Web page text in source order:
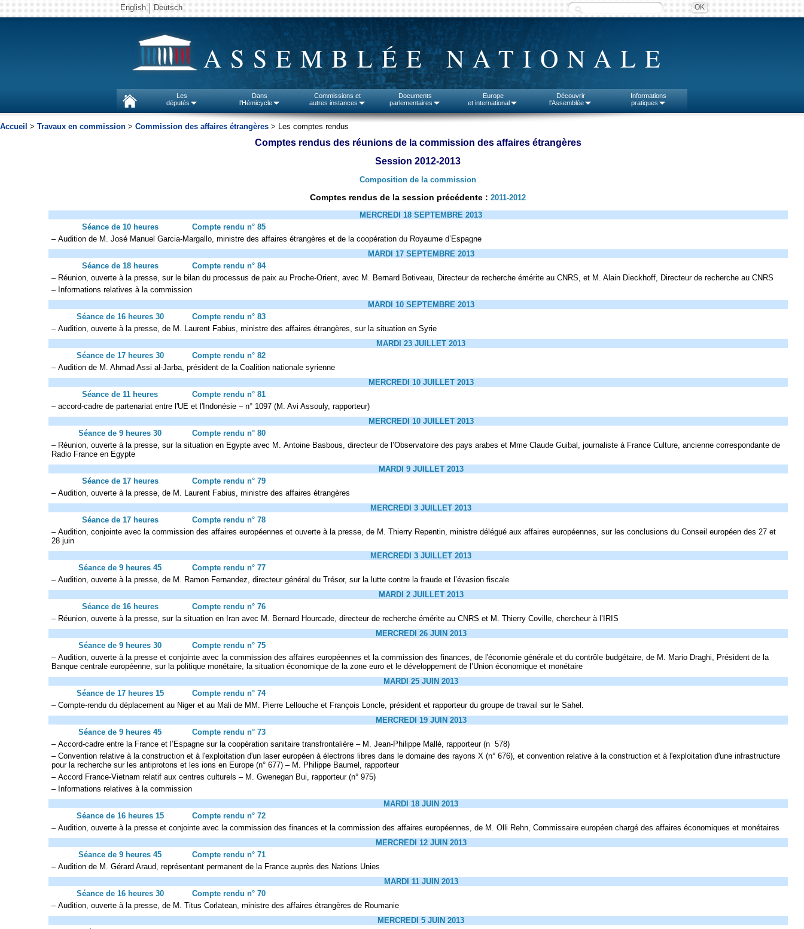
English Deutsch
ASSEMBLÉE NATIONALE
Les
députés
Dans
l'Hémicycle
Commissions et
autres instances
Documents
parlementaires
Europe
et international
Découvrir
l'Assemblée
Informations
pratiques
Accueil > Travaux en commission > Commission des affaires étrangères > Les comptes rendus
Comptes rendus des réunions de la commission des affaires étrangères
Session 2012-2013
Composition de la commission
Comptes rendus de la session précédente :2011-2012
MERCREDI 18 SEPTEMBRE 2013
Séance de 10 heures
Compte rendu n° 85
– Audition de M. José Manuel Garcia-Margallo, ministre des affaires étrangères et de la coopération du Royaume d’Espagne
MARDI 17 SEPTEMBRE 2013
Séance de 18 heures
Compte rendu n° 84
– Réunion, ouverte à la presse, sur le bilan du processus de paix au Proche-Orient, avec M. Bernard Botiveau, Directeur de recherche émérite au CNRS, et M. Alain Dieckhoff, Directeur de recherche au CNRS
– Informations relatives à la commission
MARDI 10 SEPTEMBRE 2013
Séance de 16 heures 30
Compte rendu n° 83
– Audition, ouverte à la presse, de M. Laurent Fabius, ministre des affaires étrangères, sur la situation en Syrie
MARDI 23 JUILLET 2013
Séance de 17 heures 30
Compte rendu n° 82
– Audition de M. Ahmad Assi al-Jarba, président de la Coalition nationale syrienne
MERCREDI 10 JUILLET 2013
Séance de 11 heures
Compte rendu n° 81
– accord-cadre de partenariat entre l'UE et l'Indonésie – n° 1097 (M. Avi Assouly, rapporteur)
MERCREDI 10 JUILLET 2013
Séance de 9 heures 30
Compte rendu n° 80
– Réunion, ouverte à la presse, sur la situation en Egypte avec M. Antoine Basbous, directeur de l’Observatoire des pays arabes et Mme Claude Guibal, journaliste à France Culture, ancienne correspondante de
Radio France en Egypte
MARDI 9 JUILLET 2013
Séance de 17 heures
Compte rendu n° 79
– Audition, ouverte à la presse, de M. Laurent Fabius, ministre des affaires étrangères
MERCREDI 3 JUILLET 2013
Séance de 17 heures
Compte rendu n° 78
– Audition, conjointe avec la commission des affaires européennes et ouverte à la presse, de M. Thierry Repentin, ministre délégué aux affaires européennes, sur les conclusions du Conseil européen des 27 et
28 juin
MERCREDI 3 JUILLET 2013
Séance de 9 heures 45
Compte rendu n° 77
– Audition, ouverte à la presse, de M. Ramon Fernandez, directeur général du Trésor, sur la lutte contre la fraude et l’évasion fiscale
MARDI 2 JUILLET 2013
Séance de 16 heures
Compte rendu n° 76
– Réunion, ouverte à la presse, sur la situation en Iran avec M. Bernard Hourcade, directeur de recherche émérite au CNRS et M. Thierry Coville, chercheur à l’IRIS
MERCREDI 26 JUIN 2013
Séance de 9 heures 30
Compte rendu n° 75
– Audition, ouverte à la presse et conjointe avec la commission des affaires européennes et la commission des finances, de l'économie générale et du contrôle budgétaire, de M. Mario Draghi, Président de la
Banque centrale européenne, sur la politique monétaire, la situation économique de la zone euro et le développement de l’Union économique et monétaire
MARDI 25 JUIN 2013
Séance de 17 heures 15
Compte rendu n° 74
– Compte-rendu du déplacement au Niger et au Mali de MM. Pierre Lellouche et François Loncle, président et rapporteur du groupe de travail sur le Sahel.
MERCREDI 19 JUIN 2013
Séance de 9 heures 45
Compte rendu n° 73
– Accord-cadre entre la France et l’Espagne sur la coopération sanitaire transfrontalière – M. Jean-Philippe Mallé, rapporteur (n 578)
– Convention relative à la construction et à l'exploitation d'un laser européen à électrons libres dans le domaine des rayons X (n° 676), et convention relative à la construction et à l'exploitation d'une infrastructure
pour la recherche sur les antiprotons et les ions en Europe (n° 677) – M. Philippe Baumel, rapporteur
– Accord France-Vietnam relatif aux centres culturels – M. Gwenegan Bui, rapporteur (n° 975)
– Informations relatives à la commission
MARDI 18 JUIN 2013
Séance de 16 heures 15
Compte rendu n° 72
– Audition, ouverte à la presse et conjointe avec la commission des finances et la commission des affaires européennes, de M. Olli Rehn, Commissaire européen chargé des affaires économiques et monétaires
MERCREDI 12 JUIN 2013
Séance de 9 heures 45
Compte rendu n° 71
– Audition de M. Gérard Araud, représentant permanent de la France auprès des Nations Unies
MARDI 11 JUIN 2013
Séance de 16 heures 30
Compte rendu n° 70
– Audition, ouverte à la presse, de M. Titus Corlatean, ministre des affaires étrangères de Roumanie
MERCREDI 5 JUIN 2013